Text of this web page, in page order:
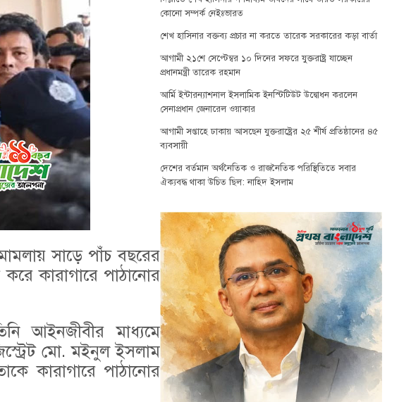
সাড়ে পাঁচ বছরের
করে কারাগারে পাঠানোর
আইনজীবীর মাধ্যমে
মো. মইনুল ইসলাম
কারাগারে পাঠানোর
কোনো সম্পর্ক নেইঃভারত
শেখ হাসিনার বক্তব্য প্রচার না করতে তারেক সরকারের কড়া বার্তা
আগামী ২১শে সেপ্টেম্বর ১০ দিনের সফরে যুক্তরাষ্ট্র যাচ্ছেন
প্রধানমন্ত্রী তারেক রহমান
আর্মি ইন্টারন্যাশনাল ইসলামিক ইনস্টিটিউট উদ্বোধন করলেন
সেনাপ্রধান জেনারেল ওয়াকার
আগামী সপ্তাহে ঢাকায় আসছেন যুক্তরাষ্ট্রের ২৫ শীর্ষ প্রতিষ্ঠানের ৪৫
ব্যবসায়ী
দেশের বর্তমান অর্থনৈতিক ও রাজনৈতিক পরিস্থিতিতে সবার
ঐক্যবদ্ধ থাকা উচিত ছিল: নাহিদ ইসলাম